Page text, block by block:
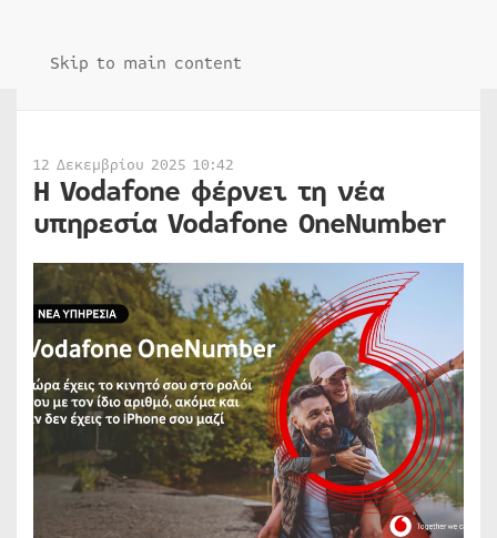
Skip to main content
12 Δεκεμβρίου 2025 10:42
Η Vodafone φέρνει τη νέα
υπηρεσία Vodafone OneNumber